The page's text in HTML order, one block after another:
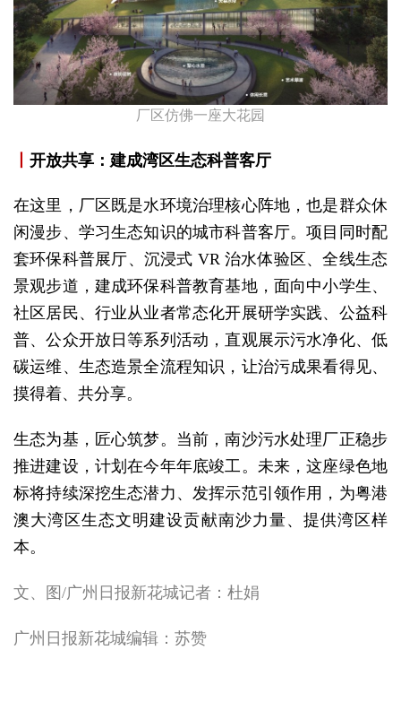
厂区仿佛一座大花园
开放共享：建成湾区生态科普客厅
在这里，厂区既是水环境治理核心阵地，也是群众休
闲漫步、学习生态知识的城市科普客厅。项目同时配
套环保科普展厅、沉浸式 VR 治水体验区、全线生态
景观步道，建成环保科普教育基地，面向中小学生、
社区居民、行业从业者常态化开展研学实践、公益科
普、公众开放日等系列活动，直观展示污水净化、低
碳运维、生态造景全流程知识，让治污成果看得见、
摸得着、共分享。
生态为基，匠心筑梦。当前，南沙污水处理厂正稳步
推进建设，计划在今年年底竣工。未来，这座绿色地
标将持续深挖生态潜力、发挥示范引领作用，为粤港
澳大湾区生态文明建设贡献南沙力量、提供湾区样
本。
文、图/广州日报新花城记者：杜娟
广州日报新花城编辑：苏赞